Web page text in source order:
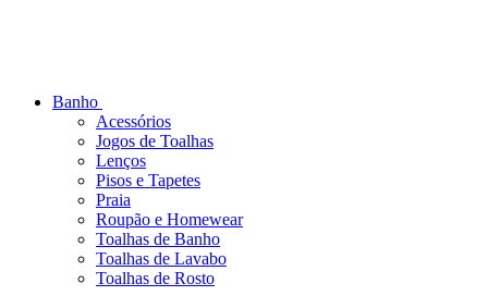
Banho
Acessórios
Jogos de Toalhas
Lenços
Pisos e Tapetes
Praia
Roupão e Homewear
Toalhas de Banho
Toalhas de Lavabo
Toalhas de Rosto